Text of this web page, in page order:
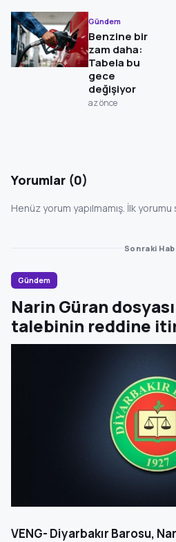
Gündem
Benzine bir
zam daha:
Tabela bu
gece
değişiyor
az önce
Yorumlar (0)
Henüz yorum yapılmamış. İlk yorumu
Sonraki
Gündem
Narin Güran
talebinin reddine
VENG- Diyarbakır Barosu,